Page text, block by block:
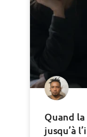
Quand
jusqu’à